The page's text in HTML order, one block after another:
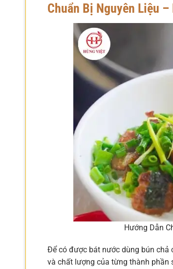
Chuẩn Bị Nguyên Liệu –
Hướng Dẫn
Để có được bát nước dùng bún chả
và chất lượng của từng thành phần